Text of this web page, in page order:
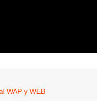
WAP y WEB